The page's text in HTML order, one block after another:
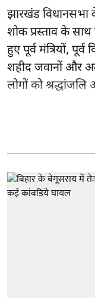
झारखंड
शोक प्रस्ताव के
हुए पूर्व मंत्रियों, पूर्व
शहीद जवानों और
लोगों को